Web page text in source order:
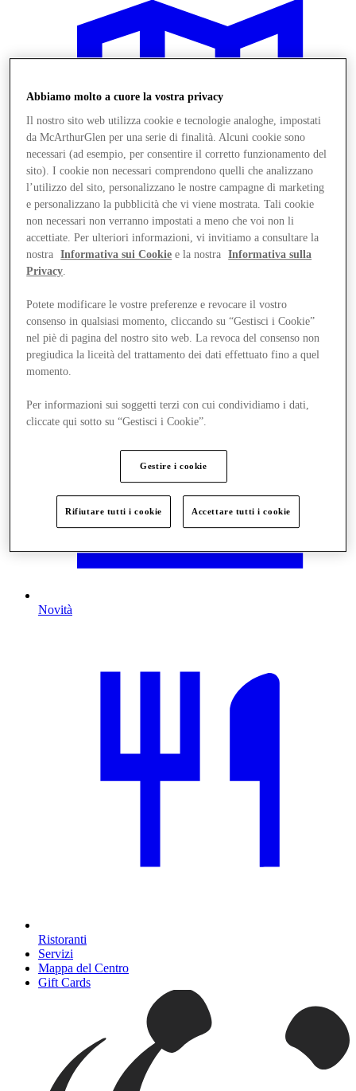
Vieni a trovarci
Novità
Ristoranti
Servizi
Mappa del Centro
Gift Cards
Abbiamo molto a cuore la vostra privacy
Il nostro sito web utilizza cookie e tecnologie analoghe, impostati
da McArthurGlen per una serie di finalità. Alcuni cookie sono
necessari (ad esempio, per consentire il corretto funzionamento del
sito). I cookie non necessari comprendono quelli che analizzano
l’utilizzo del sito, personalizzano le nostre campagne di marketing
e personalizzano la pubblicità che vi viene mostrata. Tali cookie
non necessari non verranno impostati a meno che voi non li
accettiate. Per ulteriori informazioni, vi invitiamo a consultare la
nostra
Informativa sui Cookie e la nostra
Informativa sulla
Privacy.
Potete modificare le vostre preferenze e revocare il vostro
consenso in qualsiasi momento, cliccando su “Gestisci i Cookie”
nel piè di pagina del nostro sito web. La revoca del consenso non
pregiudica la liceità del trattamento dei dati effettuato fino a quel
momento.
Per informazioni sui soggetti terzi con cui condividiamo i dati,
cliccate qui sotto su “Gestisci i Cookie”.
Gestire i cookie
Rifiutare tutti i cookie Accettare tutti i cookie